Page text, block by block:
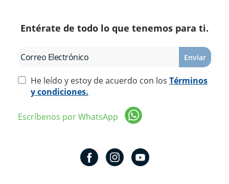
Entérate de todo lo que tenemos para ti.
Enviar
He leído y estoy de acuerdo con los Términos
y condiciones.
Escríbenos por WhatsApp